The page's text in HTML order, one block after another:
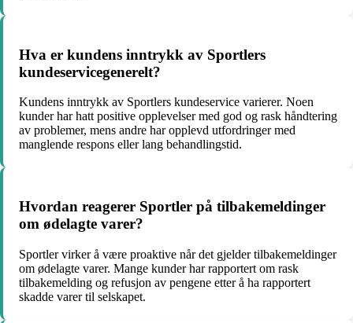
Hva er kundens inntrykk av Sportlers
kundeservicegenerelt?
Kundens inntrykk av Sportlers kundeservice varierer. Noen
kunder har hatt positive opplevelser med god og rask håndtering
av problemer, mens andre har opplevd utfordringer med
manglende respons eller lang behandlingstid.
Hvordan reagerer Sportler på tilbakemeldinger
om ødelagte varer?
Sportler virker å være proaktive når det gjelder tilbakemeldinger
om ødelagte varer. Mange kunder har rapportert om rask
tilbakemelding og refusjon av pengene etter å ha rapportert
skadde varer til selskapet.